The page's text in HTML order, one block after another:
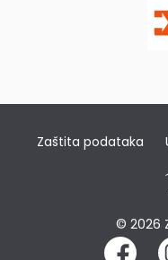
Zaštita podataka
© 2026